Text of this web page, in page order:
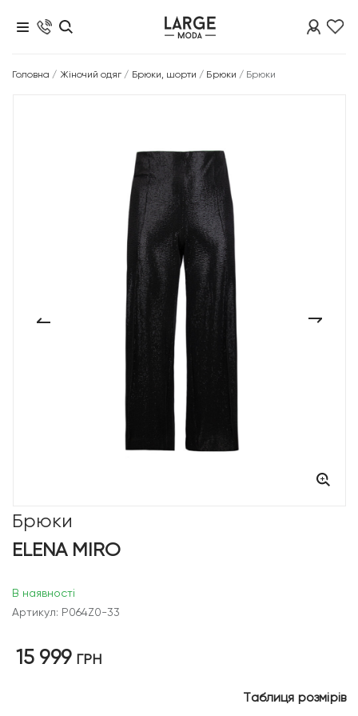
Головна / Жіночий одяг / Брюки, шорти / Брюки / Брюки
Брюки
ELENA MIRO
В наявності
Артикул: P064Z0-33
15 999 ГРН
Таблиця розмірів